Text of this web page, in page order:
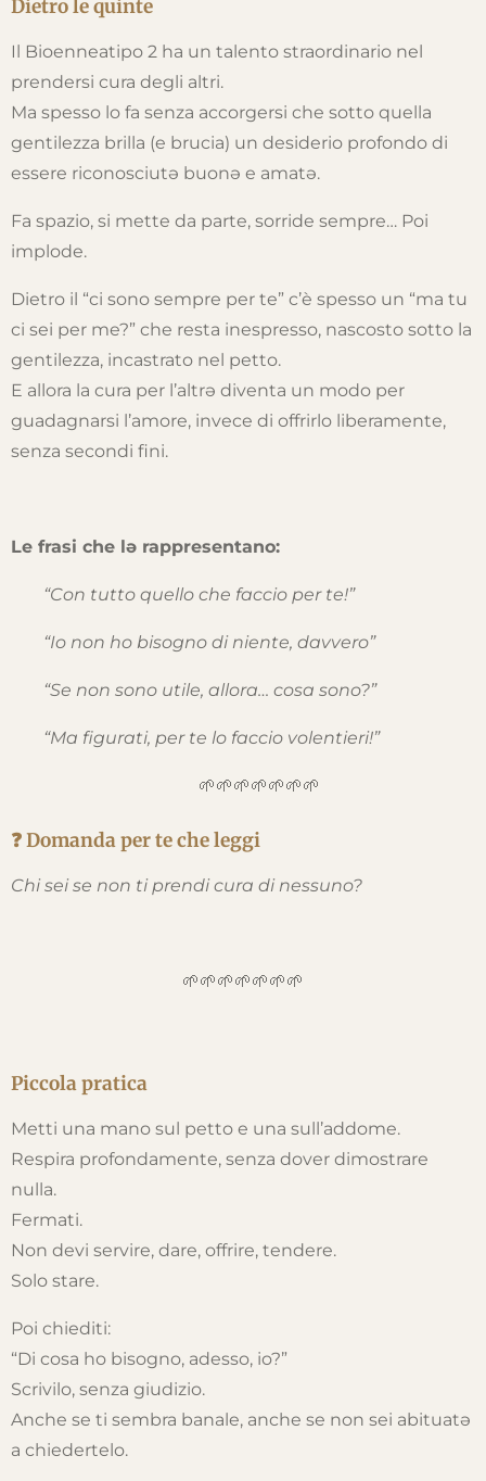
Dietro le quinte
Il Bioenneatipo 2 ha un talento straordinario nel
prendersi cura degli altri.
Ma spesso lo fa senza accorgersi che sotto quella
gentilezza brilla (e brucia) un desiderio profondo di
essere riconosciutə buonə e amatə.
Fa spazio, si mette da parte, sorride sempre… Poi
implode.
Dietro il “ci sono sempre per te” c’è spesso un “ma tu
ci sei per me?” che resta inespresso, nascosto sotto la
gentilezza, incastrato nel petto.
E allora la cura per l’altrə diventa un modo per
guadagnarsi l’amore, invece di offrirlo liberamente,
senza secondi fini.
Le frasi che lə rappresentano:
“Con tutto quello che faccio per te!”
“Io non ho bisogno di niente, davvero”
“Se non sono utile, allora… cosa sono?”
“Ma figurati, per te lo faccio volentieri!”
🌱🌱🌱🌱🌱🌱🌱
❓ Domanda per te che leggi
Chi sei se non ti prendi cura di nessuno?
🌱🌱🌱🌱🌱🌱🌱
Piccola pratica
Metti una mano sul petto e una sull’addome.
Respira profondamente, senza dover dimostrare
nulla.
Fermati.
Non devi servire, dare, offrire, tendere.
Solo stare.
Poi chiediti:
“Di cosa ho bisogno, adesso, io?”
Scrivilo, senza giudizio.
Anche se ti sembra banale, anche se non sei abituatə
a chiedertelo.